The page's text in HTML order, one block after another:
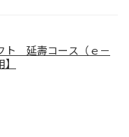
ト 延壽コース（ｅ－